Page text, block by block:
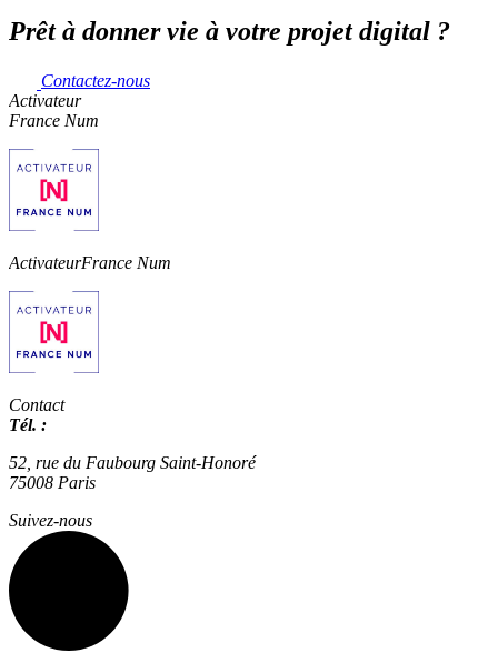
Prêt à donner vie à votre projet digital ?
Contactez-nous
Activateur
France Num
ActivateurFrance Num
Contact
Tél. :
52, rue du Faubourg Saint-Honoré
75008 Paris
Suivez-nous